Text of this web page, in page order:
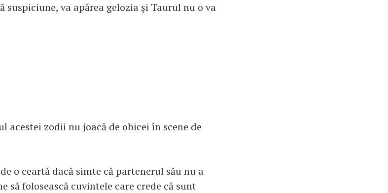
suspiciune, va apărea gelozia și Taurul nu o va
zodii nu joacă de obicei în scene de
o ceartă dacă simte că partenerul său nu a
să folosească cuvintele care crede că sunt